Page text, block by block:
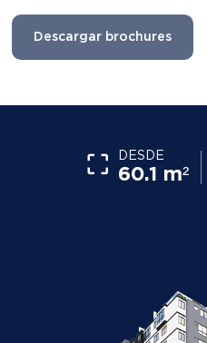
Descargar brochures
DESDE
60.1 m²